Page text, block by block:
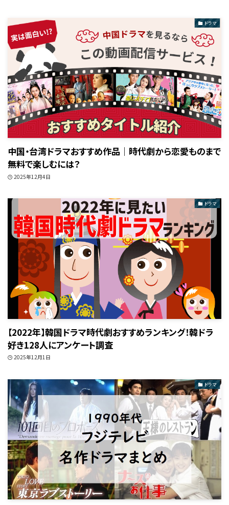
ドラマ
中国・台湾ドラマおすすめ作品｜時代劇から恋愛ものまで
無料で楽しむには？
2025年12月4日
ドラマ
【2022年】韓国ドラマ時代劇おすすめランキング！韓ドラ
好き128人にアンケート調査
2025年12月1日
ドラマ